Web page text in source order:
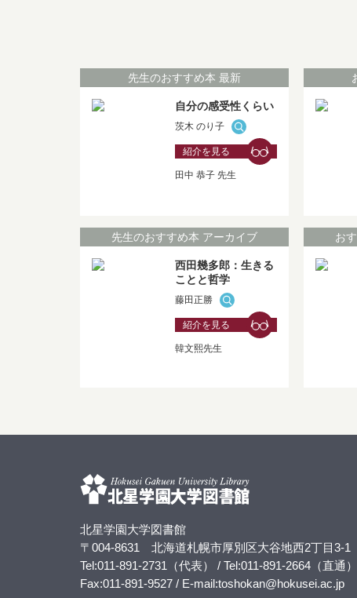
先生のおすすめ本 最新
自分の感受性くらい
茨木 のり子
紹介を見る
田中 恭子 先生
先生のおすすめ本 アーカイブ
西田幾多郎：生きる
ことと哲学
藤田正勝
紹介を見る
韓文熙先生
お
北星学園大学図書館
〒004-8631 北海道札幌市厚別区大谷地西2丁目3-1
Tel:011-891-2731（代表） / Tel:011-891-2664（直通）
Fax:011-891-9527 / E-mail:toshokan@hokusei.ac.jp